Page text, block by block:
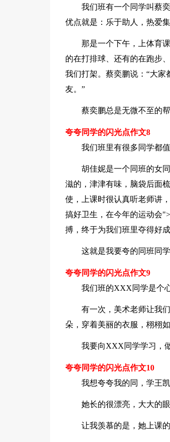
我们班有一个同学叫蔡
优点就是：乐于助人，热爱
那是一个下午，上体育
的在打排球、还有的在跑步
我们打架。蔡奕鹏说：“大家
友。”
蔡奕鹏总是无微不至的
夸夸同学的闪光点作文8
我们班里有很多同学都
胡佳妮是一个同班的女
滋的，津津有味，脑袋后面
使，上课时很认真听老师讲
搞好卫生，在今年的运动会
搏，终于为我们班里夺得好成
这就是我要夸的同班同
夸夸同学的闪光点作文9
我们班的XXX同学是个
有一次，美术老师让我
朵，穿着美丽的衣服，栩栩
我要向XXX同学学习，
夸夸同学的闪光点作文10
我想夸夸我的同，学王凯
她长的很漂亮，大大的
让我羡慕的是，她上课